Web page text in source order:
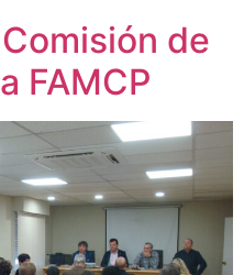
de
FAMCP